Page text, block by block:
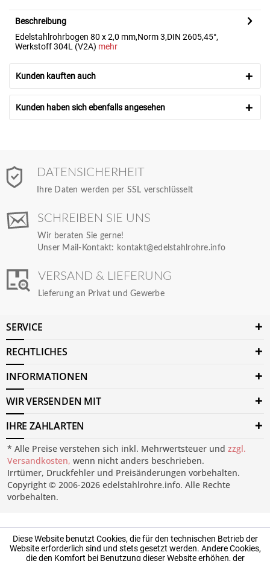
Beschreibung
Edelstahlrohrbogen 80 x 2,0 mm,Norm 3,DIN 2605,45°,
Werkstoff 304L (V2A) mehr
Kunden kauften auch
Kunden haben sich ebenfalls angesehen
DATENSICHERHEIT
Ihre Daten werden per SSL verschlüsselt
SCHREIBEN SIE UNS
Wir beraten Sie gerne!
Unser Mail-Kontakt: kontakt@edelstahlrohre.info
VERSAND & LIEFERUNG
Lieferung an Privat und Gewerbe
SERVICE
RECHTLICHES
INFORMATIONEN
WIR VERSENDEN MIT
IHRE ZAHLARTEN
* Alle Preise verstehen sich inkl. Mehrwertsteuer und zzgl.
Versandkosten, wenn nicht anders beschrieben.
Irrtümer, Druckfehler und Preisänderungen vorbehalten.
Copyright © 2006-2026 edelstahlrohre.info. Alle Rechte
vorbehalten.
Diese Website benutzt Cookies, die für den technischen Betrieb der
Website erforderlich sind und stets gesetzt werden. Andere Cookies,
die den Komfort bei Benutzung dieser Website erhöhen, der